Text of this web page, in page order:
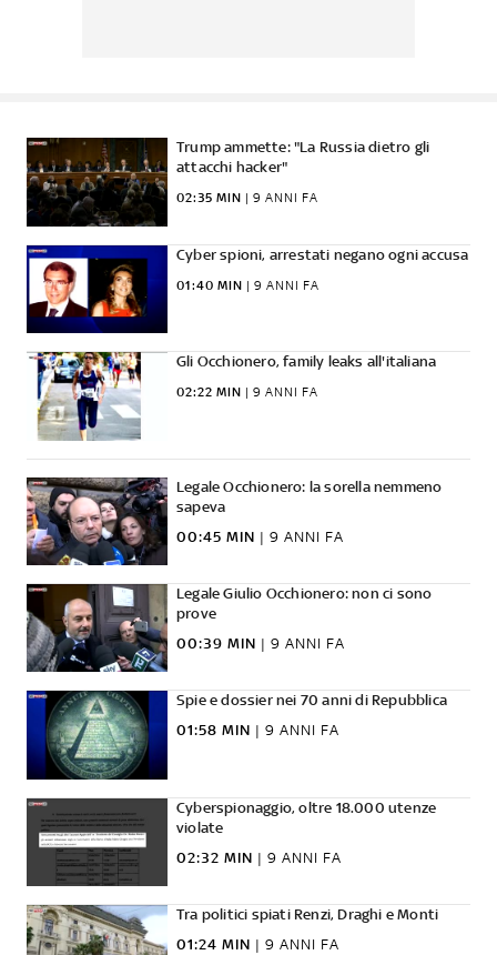
Trump ammette: "La Russia dietro gli
attacchi hacker"
02:35 MIN | 9 ANNI FA
Cyber spioni, arrestati negano ogni accusa
01:40 MIN | 9 ANNI FA
Gli Occhionero, family leaks all'italiana
02:22 MIN | 9 ANNI FA
Legale Occhionero: la sorella nemmeno
sapeva
00:45 MIN | 9 ANNI FA
Legale Giulio Occhionero: non ci sono
prove
00:39 MIN | 9 ANNI FA
Spie e dossier nei 70 anni di Repubblica
01:58 MIN | 9 ANNI FA
Cyberspionaggio, oltre 18.000 utenze
violate
02:32 MIN | 9 ANNI FA
Tra politici spiati Renzi, Draghi e Monti
01:24 MIN | 9 ANNI FA